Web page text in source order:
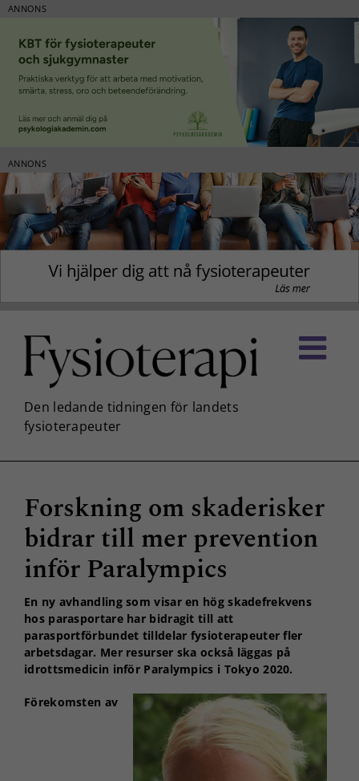
ANNONS
ANNONS
innehållet
Forskning om skaderisker
bidrar till mer prevention
inför Paralympics
En ny avhandling som visar en hög skadefrekvens
hos parasportare har bidragit till att
parasportförbundet tilldelar fysioterapeuter fler
arbetsdagar. Mer resurser ska också läggas på
idrottsmedicin inför Paralympics i Tokyo 2020.
Förekomsten av